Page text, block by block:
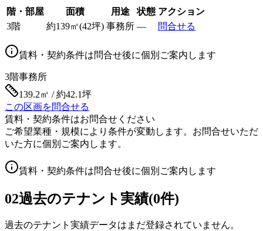
階・部屋 面積 用途 状態 アクション
3階
約139㎡(42坪) 事務所 — 問合せる
賃料・契約条件は問合せ後に個別ご案内します
3階事務所
139.2㎡ / 約42.1坪
この区画を問合せる
賃料・契約条件はお問合せください
ご希望業種・規模により条件が変動します。お問合せいただ
いた方に個別ご案内します。
賃料・契約条件は問合せ後に個別ご案内します
02過去のテナント実績(0件)
過去のテナント実績データはまだ登録されていません。